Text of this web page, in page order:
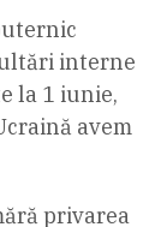
interne
la 1 iunie,
avem
privarea